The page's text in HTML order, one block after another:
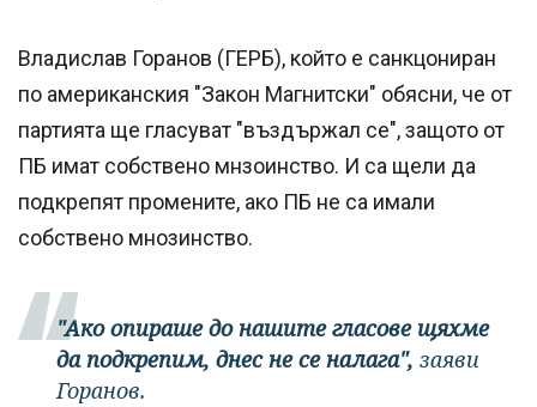
Владислав Горанов (ГЕРБ), който е санкцониран
по американския "Закон Магнитски" обясни, че от
партията ще гласуват "въздържал се", защото от
ПБ имат собствено мнзоинство. И са щели да
подкрепят промените, ако ПБ не са имали
собствено мнозинство.
"Ако опираше до нашите гласове щяхме
да подкрепим, днес не се налага", заяви
Горанов.